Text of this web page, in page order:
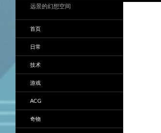
远景的幻想空间
首页
日常
技术
游戏
ACG
奇物